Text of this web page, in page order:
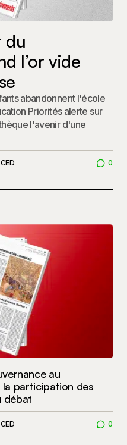
du
l’or vide
abandonnent l'école
Priorités alerte sur
l'avenir d'une
CED 0
au
participation des
débat
CED 0